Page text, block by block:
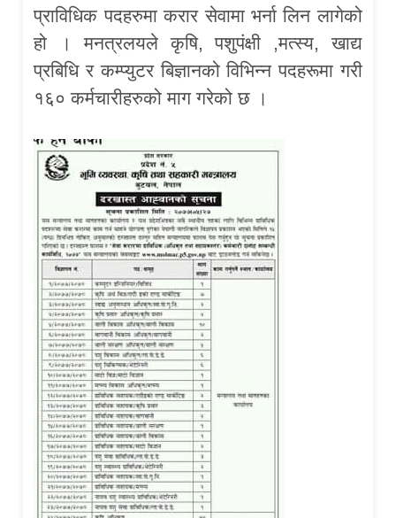
प्राविधिक पदहरुमा करार सेवामा भर्ना लिन लागेको
हो । मनत्रलयले कृषि, पशुपंक्षी ,मत्स्य, खाद्य
प्रबिधि र कम्प्युटर बिज्ञानको विभिन्न पदहरूमा गरी
१६० कर्मचारीहरुको माग गरेको छ ।